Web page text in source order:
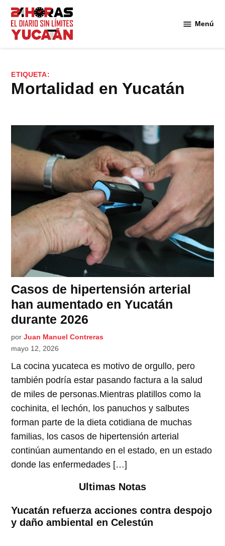
Saltar
contenido
Menú
ETIQUETA:
mortalidad en Yucatán
Casos de hipertensión arterial
han aumentado en Yucatán
durante 2026
por Juan Manuel Contreras
mayo 12, 2026
La cocina yucateca es motivo de orgullo, pero
también podría estar pasando factura a la salud
de miles de personas.Mientras platillos como la
cochinita, el lechón, los panuchos y salbutes
forman parte de la dieta cotidiana de muchas
familias, los casos de hipertensión arterial
continúan aumentando en el estado, en un estado
donde las enfermedades […]
Ultimas Notas
Yucatán refuerza acciones contra despojo
y daño ambiental en Celestún